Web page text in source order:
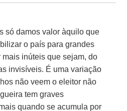
só damos valor àquilo que
o país para grandes
mais inúteis que sejam, do
invisíveis. É uma variação
não veem o eleitor não
tem graves
quando se acumula por